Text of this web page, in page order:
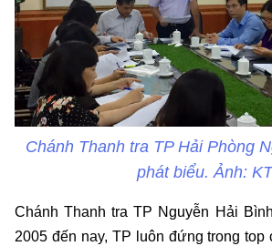
Chánh Thanh tra TP Hải Phòng
phát biểu. Ảnh: KT
Chánh Thanh tra TP Nguyễn Hải
2005 đến nay, TP luôn đứng trong top